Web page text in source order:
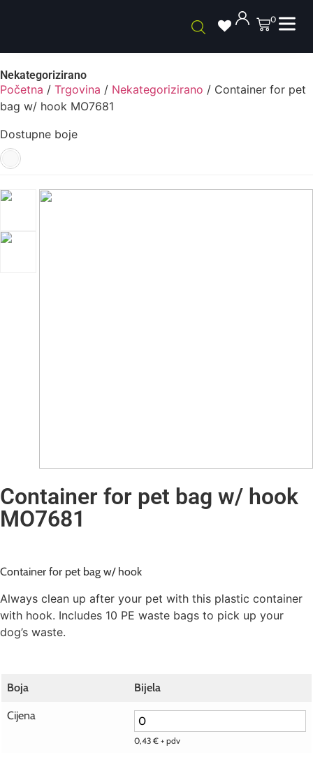
0
Nekategorizirano
Početna / Trgovina / Nekategorizirano / Container for pet
bag w/ hook MO7681
Dostupne boje
Container for pet bag w/ hook
MO7681
Container for pet bag w/ hook
Always clean up after your pet with this plastic container
with hook. Includes 10 PE waste bags to pick up your
dog’s waste.
Boja Bijela
Cijena
0,43 € + pdv